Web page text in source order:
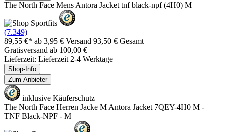
The North Face Mens Antora Jacket tnf black-npf (4H0) M
(7.349)
89,55 €* ab 3,95 € Versand 93,50 € Gesamt
Gratisversand ab 100,00 €
Lieferzeit: Lieferzeit 2-4 Werktage
Shop-Info
Zum Anbieter
inklusive Käuferschutz
The North Face Herren Jacke M Antora Jacket 7QEY-4H0 M -
TNF Black-NPF - M